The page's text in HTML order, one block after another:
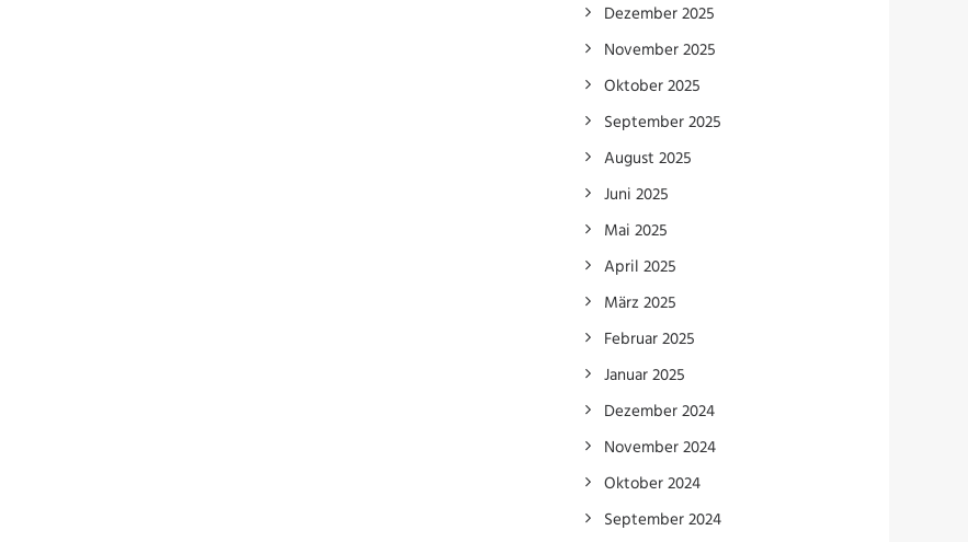
Dezember 2025
November 2025
Oktober 2025
September 2025
August 2025
Juni 2025
Mai 2025
April 2025
März 2025
Februar 2025
Januar 2025
Dezember 2024
November 2024
Oktober 2024
September 2024